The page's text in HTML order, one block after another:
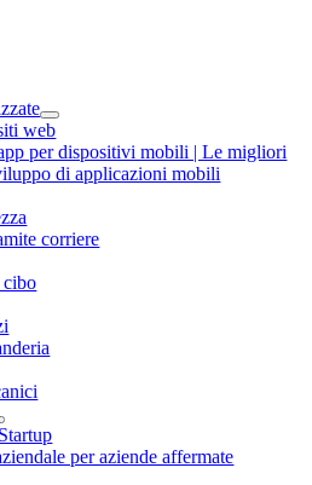
web
per dispositivi mobili | Le migliori
di applicazioni mobili
corriere
cibo
per aziende affermate